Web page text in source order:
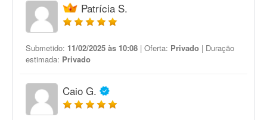
Patrícia S.
Submetido: 11/02/2025 às 10:08 | Oferta: Privado | Duração
estimada: Privado
Caio G.